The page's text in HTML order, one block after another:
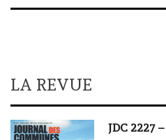
LA REVUE
JDC 2227